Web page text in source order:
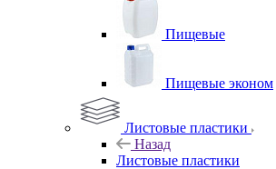
Пищевые
Пищевые эконом
Листовые пластики
Назад
Листовые пластики